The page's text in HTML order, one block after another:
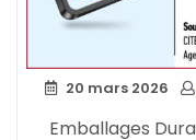
20 mars 2026
Emballages